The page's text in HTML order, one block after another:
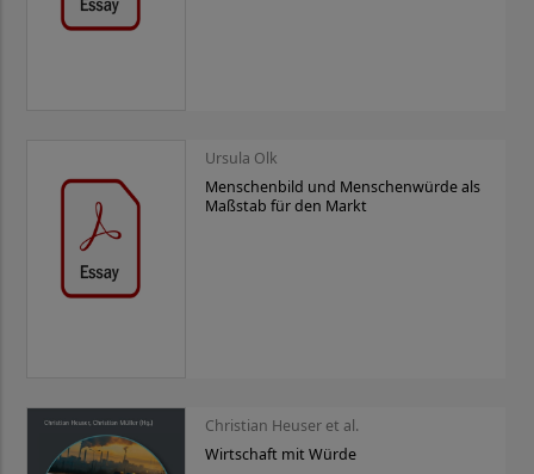
Ursula Olk
Menschenbild und Menschenwürde als
Maßstab für den Markt
Christian Heuser et al.
Wirtschaft mit Würde